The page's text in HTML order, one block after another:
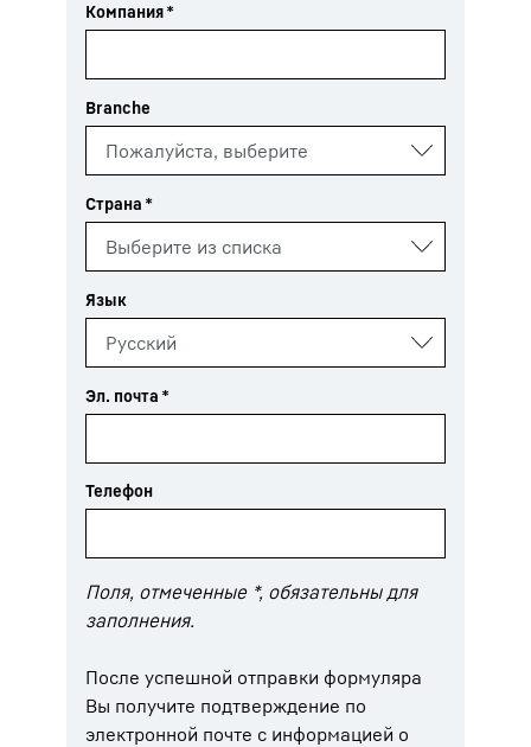
Компания*
Branche
Страна *
Язык
Эл. почта *
Телефон
Поля, отмеченные *, обязательны для
заполнения.
После успешной отправки формуляра
Вы получите подтверждение по
электронной почте с информацией о